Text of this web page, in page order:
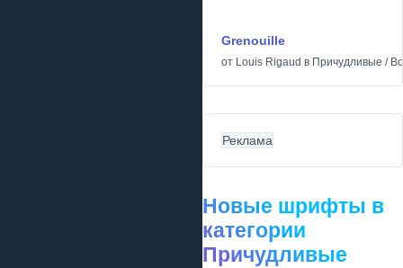
Grenouille
от Louis Rigaud в Причудливые /
Реклама
Новые шрифты в
категории
Причудливые